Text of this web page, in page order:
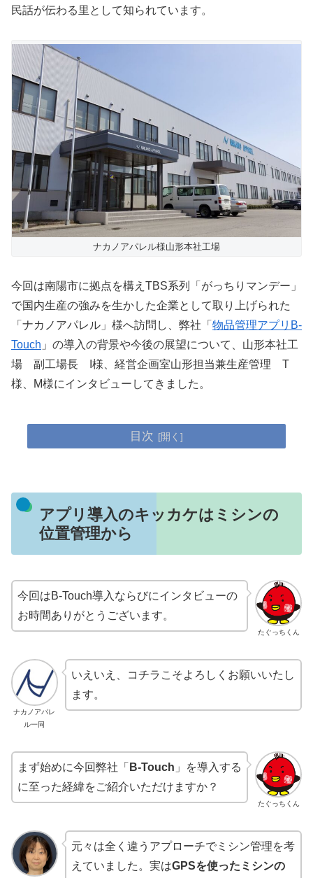
民話が伝わる里として知られています。
ナカノアパレル様山形本社工場
今回は南陽市に拠点を構えTBS系列「がっちりマンデー」
で国内生産の強みを生かした企業として取り上げられた
「ナカノアパレル」様へ訪問し、弊社「 物品管理アプリB-
Touch 」の導入の背景や今後の展望について、山形本社工
場 副工場長 I様、経営企画室山形担当兼生産管理 T
様、M様にインタビューしてきました。
目次
アプリ導入のキッカケはミシンの
位置管理から
たぐっちくん
今回はB-Touch導入ならびにインタビューの
お時間ありがとうございます。
ナカノアパレ
ル一同
いえいえ、コチラこそよろしくお願いいたし
ます。
たぐっちくん
まず始めに今回弊社「 B-Touch 」を導入する
に至った経緯をご紹介いただけますか？
元々は全く違うアプローチでミシン管理を考
えていました。実はGPSを使ったミシンの